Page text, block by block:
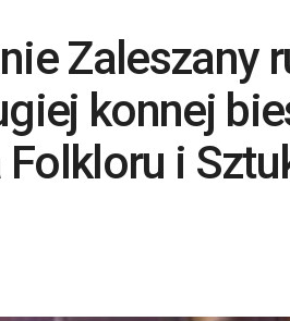
Zaleszany
konnej
Folkloru i